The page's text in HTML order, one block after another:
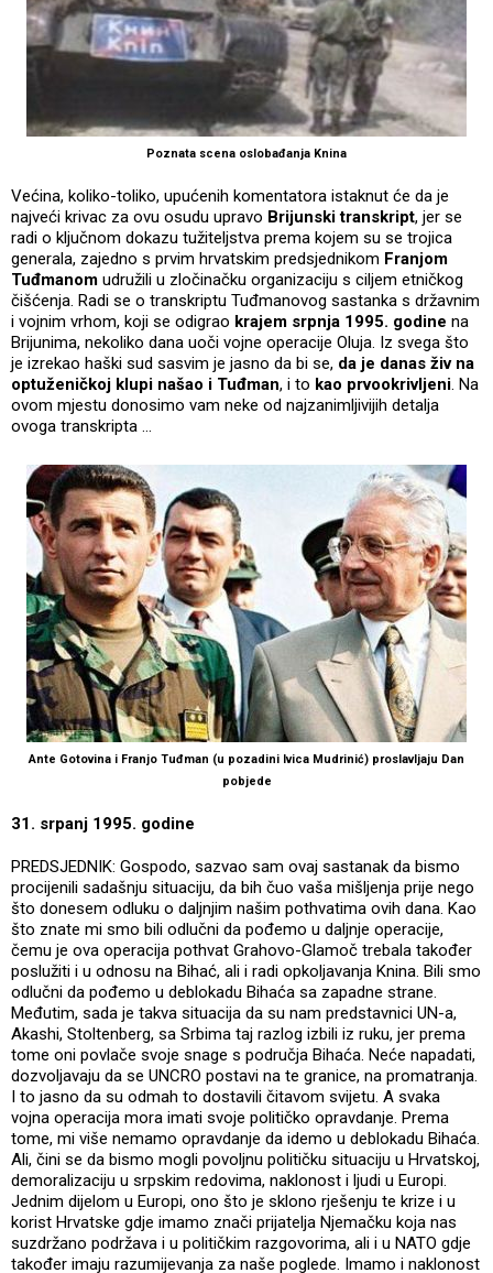
Poznata scena oslobađanja Knina
Većina, koliko-toliko, upućenih komentatora istaknut će da je
najveći krivac za ovu osudu upravo Brijunski transkript, jer se
radi o ključnom dokazu tužiteljstva prema kojem su se trojica
generala, zajedno s prvim hrvatskim predsjednikom Franjom
Tuđmanom udružili u zločinačku organizaciju s ciljem etničkog
čišćenja. Radi se o transkriptu Tuđmanovog sastanka s državnim
i vojnim vrhom, koji se odigrao krajem srpnja 1995. godine na
Brijunima, nekoliko dana uoči vojne operacije Oluja. Iz svega što
je izrekao haški sud sasvim je jasno da bi se, da je danas živ na
optuženičkoj klupi našao i Tuđman, i to kao prvookrivljeni. Na
ovom mjestu donosimo vam neke od najzanimljivijih detalja
ovoga transkripta …
Ante Gotovina i Franjo Tuđman (u pozadini Ivica Mudrinić) proslavljaju Dan
pobjede
31. srpanj 1995. godine
PREDSJEDNIK: Gospodo, sazvao sam ovaj sastanak da bismo
procijenili sadašnju situaciju, da bih čuo vaša mišljenja prije nego
što donesem odluku o daljnjim našim pothvatima ovih dana. Kao
što znate mi smo bili odlučni da pođemo u daljnje operacije,
čemu je ova operacija pothvat Grahovo-Glamoč trebala također
poslužiti i u odnosu na Bihać, ali i radi opkoljavanja Knina. Bili smo
odlučni da pođemo u deblokadu Bihaća sa zapadne strane.
Međutim, sada je takva situacija da su nam predstavnici UN-a,
Akashi, Stoltenberg, sa Srbima taj razlog izbili iz ruku, jer prema
tome oni povlače svoje snage s područja Bihaća. Neće napadati,
dozvoljavaju da se UNCRO postavi na te granice, na promatranja.
I to jasno da su odmah to dostavili čitavom svijetu. A svaka
vojna operacija mora imati svoje političko opravdanje. Prema
tome, mi više nemamo opravdanje da idemo u deblokadu Bihaća.
Ali, čini se da bismo mogli povoljnu političku situaciju u Hrvatskoj,
demoralizaciju u srpskim redovima, naklonost i ljudi u Europi.
Jednim dijelom u Europi, ono što je sklono rješenju te krize i u
korist Hrvatske gdje imamo znači prijatelja Njemačku koja nas
suzdržano podržava i u političkim razgovorima, ali i u NATO gdje
također imaju razumijevanja za naše poglede. Imamo i naklonost